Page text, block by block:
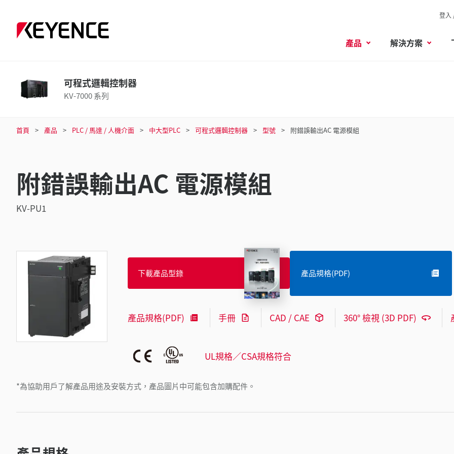
登入
產品 解決方案
可程式邏輯控制器
KV-7000 系列
首頁 產品 PLC / 馬達 / 人機介面 中大型PLC 可程式邏輯控制器 型號 附錯誤輸出AC 電源模組
附錯誤輸出AC 電源模組
KV-PU1
*為協助用戶了解產品用途及安裝方式，產品圖片中可能包含加購配件。
下載產品型錄 產品規格(PDF)
產品規格(PDF) 手冊 CAD / CAE 360° 檢視 (3D PDF)
UL規格／CSA規格符合